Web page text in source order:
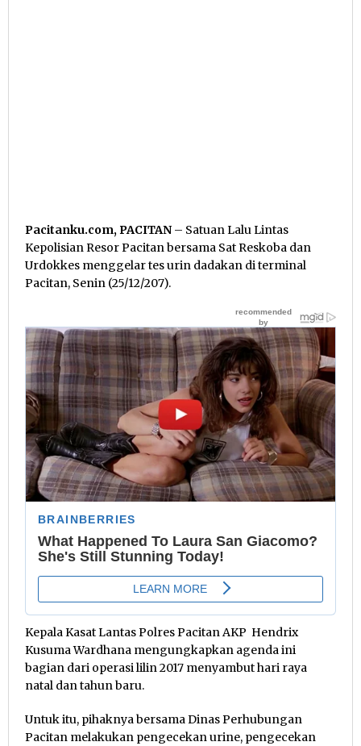
Pacitanku.com, PACITAN – Satuan Lalu Lintas
Kepolisian Resor Pacitan bersama Sat Reskoba dan
Urdokkes menggelar tes urin dadakan di terminal
Pacitan, Senin (25/12/207).
Kepala Kasat Lantas Polres Pacitan AKP Hendrix
Kusuma Wardhana mengungkapkan agenda ini
bagian dari operasi lilin 2017 menyambut hari raya
natal dan tahun baru.
Untuk itu, pihaknya bersama Dinas Perhubungan
Pacitan melakukan pengecekan urine, pengecekan